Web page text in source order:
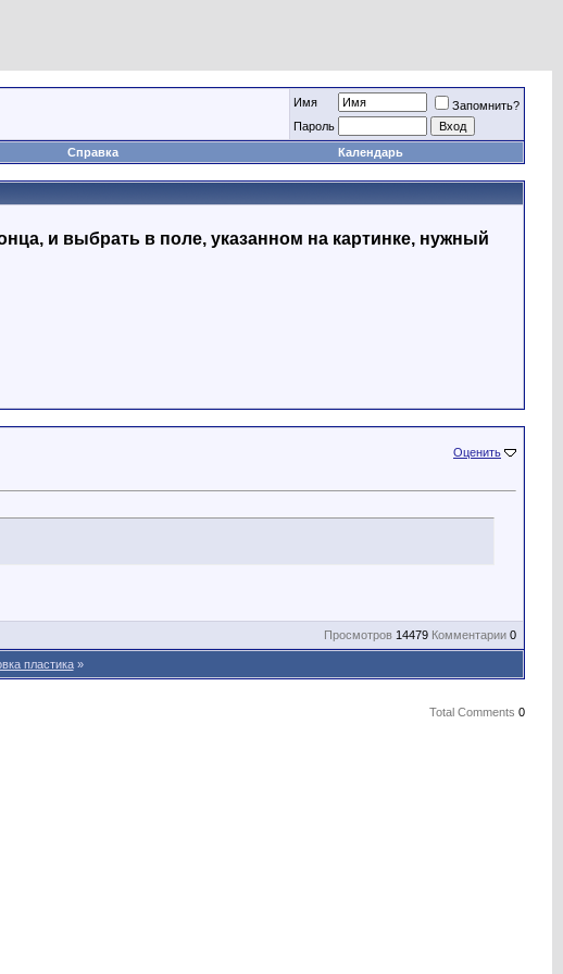
Имя
Запомнить?
Пapoль
Справка Календарь
и выбрать в поле, указанном на картинке, нужный
Оценить
Просмотров 14479 Комментарии 0
пластика»
Total Comments 0